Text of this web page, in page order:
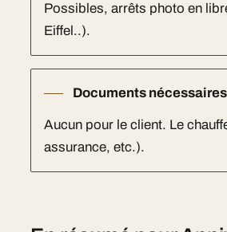
Possibles, arrêts photo en
Eiffel..).
Documents
Aucun pour le client. Le
assurance, etc.).